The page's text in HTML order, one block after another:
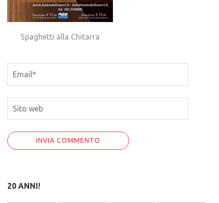
Spaghetti alla Chitarra
web
20 ANNI!